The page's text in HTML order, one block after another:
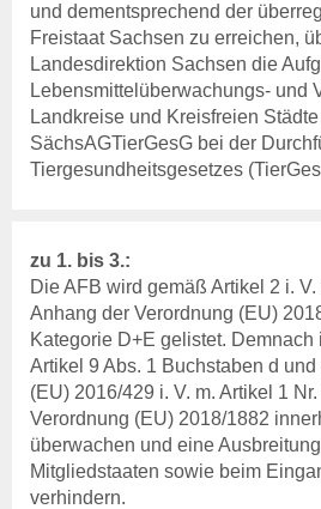
-
und dementsprechend der
Freistaat Sachsen zu erreichen,
Landesdirektion Sachsen die
Lebensmittelüberwachungs- und
Landkreise und Kreisfreien
SächsAGTierGesG bei der
Tiergesundheitsgesetzes
zu 1. bis 3.:
Die AFB wird gemäß Artikel 2 i.
Anhang der Verordnung (EU)
Kategorie D+E gelistet. Demnach
Artikel 9 Abs. 1 Buchstaben d
(EU) 2016/429 i. V. m. Artikel 1
Verordnung (EU) 2018/1882
überwachen und eine
Mitgliedstaaten sowie beim
verhindern.